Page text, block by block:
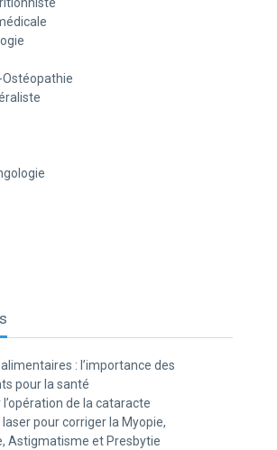
: l’importance des
pour la santé
de la cataracte
laser pour corriger la Myopie,
Astigmatisme et Presbytie